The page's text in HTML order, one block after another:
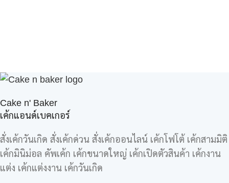
Cake n' Baker
เค้กแอนด์เบคเกอร์
สั่งเค้กวันเกิด สั่งเค้กด่วน สั่งเค้กออนไลน์ เค้กโฟโต้ เค้กสามมิติ
เค้กมินิม่อล คัพเค้ก เค้กขนาดใหญ่ เค้กเปิดตัวสินค้า เค้กงาน
แต่ง เค้กแต่งงาน เค้กวันเกิด